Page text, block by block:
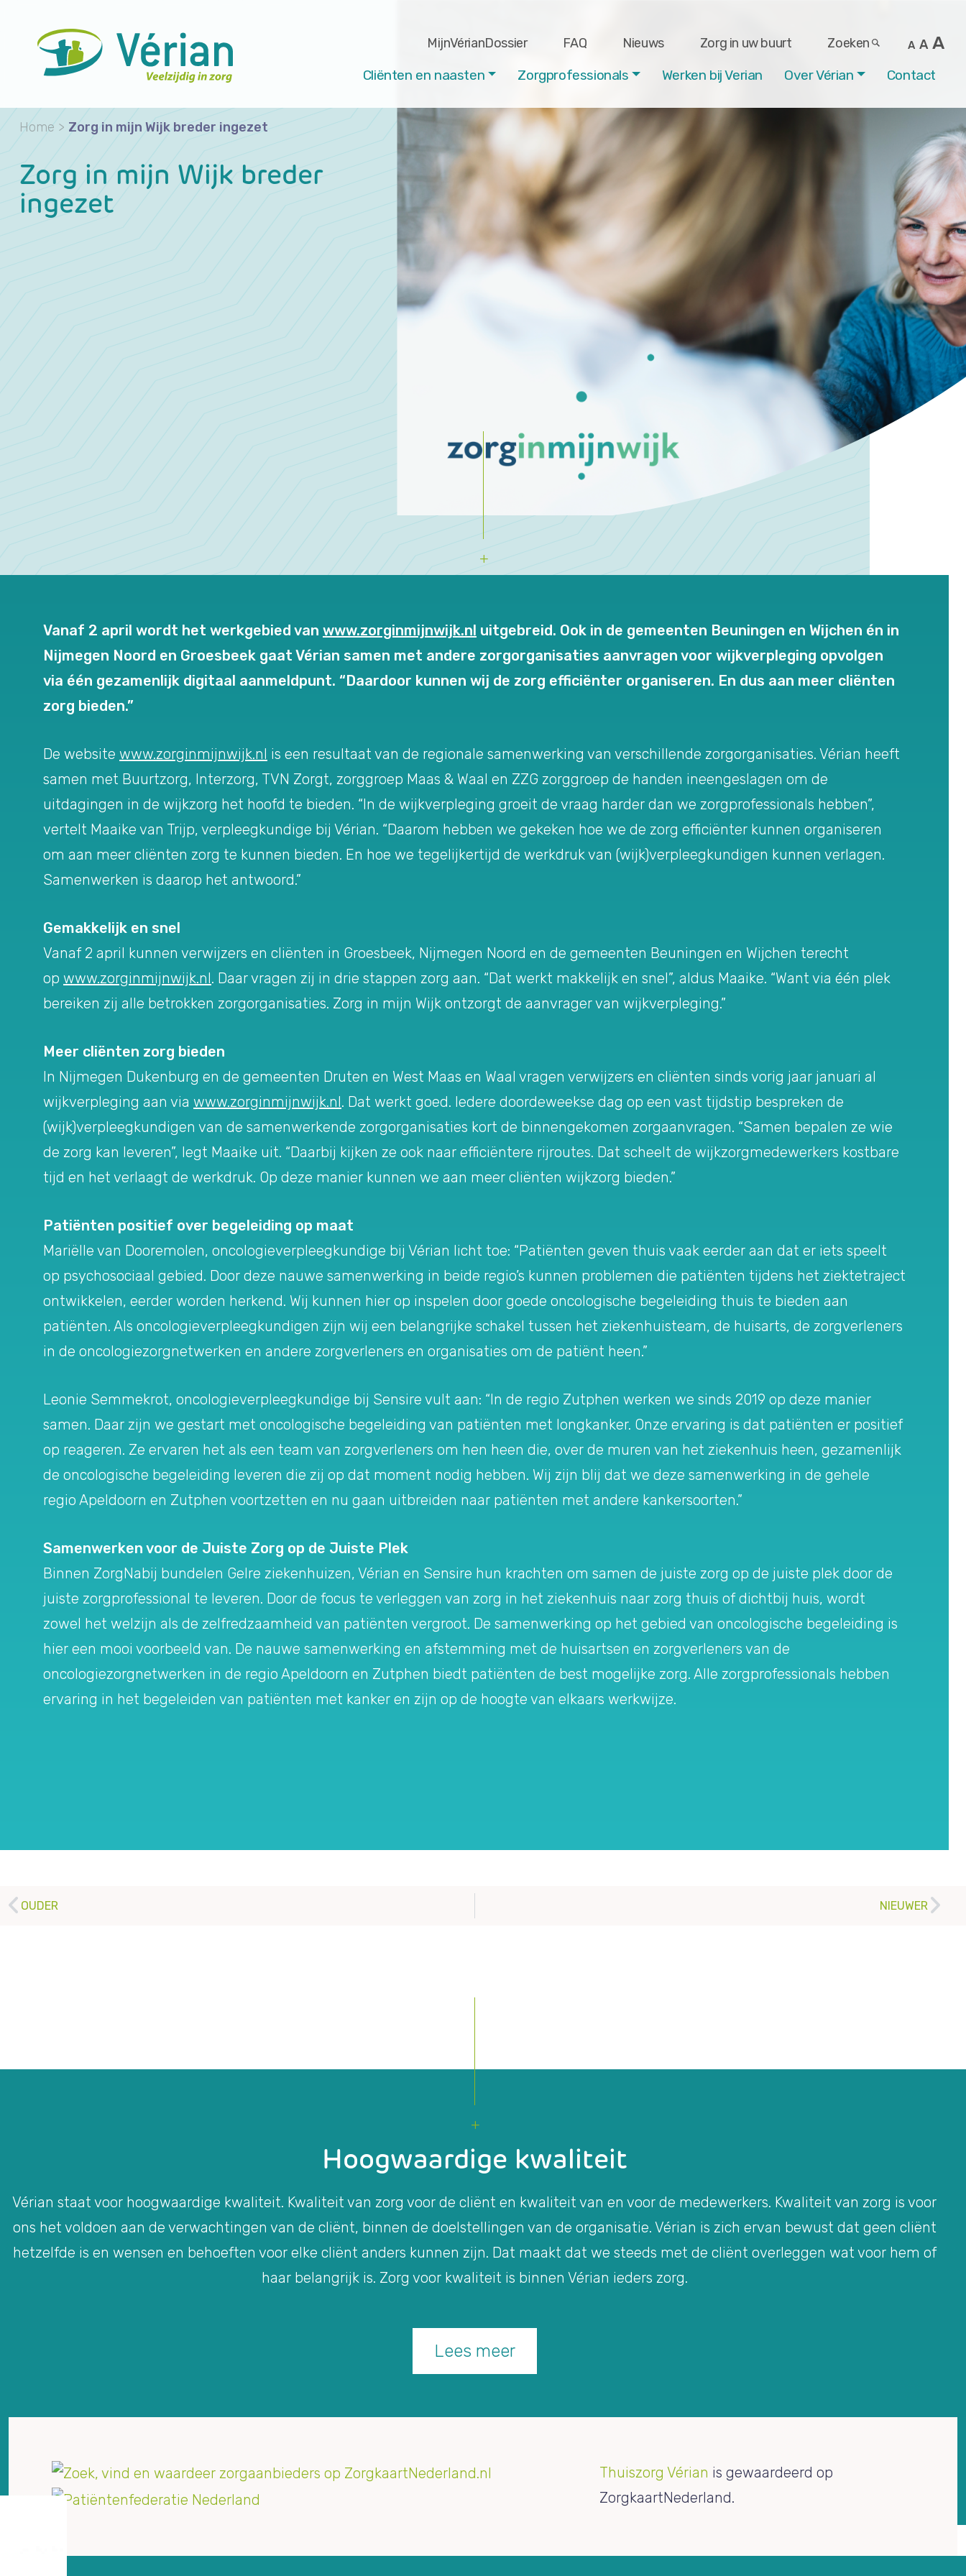
MijnVérianDossier FAQ Nieuws Zorg in uw buurt Zoeken A A A
Cliënten en naasten Zorgprofessionals Werken bij Verian Over Vérian Contact
Home > Zorg in mijn Wijk breder ingezet
Zorg in mijn Wijk breder
ingezet
Vanaf 2 april wordt het werkgebied van www.zorginmijnwijk.nl uitgebreid. Ook in de gemeenten Beuningen en Wijchen én in
Nijmegen Noord en Groesbeek gaat Vérian samen met andere zorgorganisaties aanvragen voor wijkverpleging opvolgen
via één gezamenlijk digitaal aanmeldpunt. “Daardoor kunnen wij de zorg efficiënter organiseren. En dus aan meer cliënten
zorg bieden.”
De website www.zorginmijnwijk.nl is een resultaat van de regionale samenwerking van verschillende zorgorganisaties. Vérian heeft
samen met Buurtzorg, Interzorg, TVN Zorgt, zorggroep Maas & Waal en ZZG zorggroep de handen ineengeslagen om de
uitdagingen in de wijkzorg het hoofd te bieden. “In de wijkverpleging groeit de vraag harder dan we zorgprofessionals hebben”,
vertelt Maaike van Trijp, verpleegkundige bij Vérian. “Daarom hebben we gekeken hoe we de zorg efficiënter kunnen organiseren
om aan meer cliënten zorg te kunnen bieden. En hoe we tegelijkertijd de werkdruk van (wijk)verpleegkundigen kunnen verlagen.
Samenwerken is daarop het antwoord.”
Gemakkelijk en snel
Vanaf 2 april kunnen verwijzers en cliënten in Groesbeek, Nijmegen Noord en de gemeenten Beuningen en Wijchen terecht
op www.zorginmijnwijk.nl. Daar vragen zij in drie stappen zorg aan. “Dat werkt makkelijk en snel”, aldus Maaike. “Want via één plek
bereiken zij alle betrokken zorgorganisaties. Zorg in mijn Wijk ontzorgt de aanvrager van wijkverpleging.”
Meer cliënten zorg bieden
In Nijmegen Dukenburg en de gemeenten Druten en West Maas en Waal vragen verwijzers en cliënten sinds vorig jaar januari al
wijkverpleging aan via www.zorginmijnwijk.nl. Dat werkt goed. Iedere doordeweekse dag op een vast tijdstip bespreken de
(wijk)verpleegkundigen van de samenwerkende zorgorganisaties kort de binnengekomen zorgaanvragen. “Samen bepalen ze wie
de zorg kan leveren”, legt Maaike uit. “Daarbij kijken ze ook naar efficiëntere rijroutes. Dat scheelt de wijkzorgmedewerkers kostbare
tijd en het verlaagt de werkdruk. Op deze manier kunnen we aan meer cliënten wijkzorg bieden.”
Patiënten positief over begeleiding op maat
Mariëlle van Dooremolen, oncologieverpleegkundige bij Vérian licht toe: “Patiënten geven thuis vaak eerder aan dat er iets speelt
op psychosociaal gebied. Door deze nauwe samenwerking in beide regio’s kunnen problemen die patiënten tijdens het ziektetraject
ontwikkelen, eerder worden herkend. Wij kunnen hier op inspelen door goede oncologische begeleiding thuis te bieden aan
patiënten. Als oncologieverpleegkundigen zijn wij een belangrijke schakel tussen het ziekenhuisteam, de huisarts, de zorgverleners
in de oncologiezorgnetwerken en andere zorgverleners en organisaties om de patiënt heen.”
Leonie Semmekrot, oncologieverpleegkundige bij Sensire vult aan: “In de regio Zutphen werken we sinds 2019 op deze manier
samen. Daar zijn we gestart met oncologische begeleiding van patiënten met longkanker. Onze ervaring is dat patiënten er positief
op reageren. Ze ervaren het als een team van zorgverleners om hen heen die, over de muren van het ziekenhuis heen, gezamenlijk
de oncologische begeleiding leveren die zij op dat moment nodig hebben. Wij zijn blij dat we deze samenwerking in de gehele
regio Apeldoorn en Zutphen voortzetten en nu gaan uitbreiden naar patiënten met andere kankersoorten.”
Samenwerken voor de Juiste Zorg op de Juiste Plek
Binnen ZorgNabij bundelen Gelre ziekenhuizen, Vérian en Sensire hun krachten om samen de juiste zorg op de juiste plek door de
juiste zorgprofessional te leveren. Door de focus te verleggen van zorg in het ziekenhuis naar zorg thuis of dichtbij huis, wordt
zowel het welzijn als de zelfredzaamheid van patiënten vergroot. De samenwerking op het gebied van oncologische begeleiding is
hier een mooi voorbeeld van. De nauwe samenwerking en afstemming met de huisartsen en zorgverleners van de
oncologiezorgnetwerken in de regio Apeldoorn en Zutphen biedt patiënten de best mogelijke zorg. Alle zorgprofessionals hebben
ervaring in het begeleiden van patiënten met kanker en zijn op de hoogte van elkaars werkwijze.
OUDER NIEUWER
Hoogwaardige kwaliteit
Vérian staat voor hoogwaardige kwaliteit. Kwaliteit van zorg voor de cliënt en kwaliteit van en voor de medewerkers. Kwaliteit van zorg is voor
ons het voldoen aan de verwachtingen van de cliënt, binnen de doelstellingen van de organisatie. Vérian is zich ervan bewust dat geen cliënt
hetzelfde is en wensen en behoeften voor elke cliënt anders kunnen zijn. Dat maakt dat we steeds met de cliënt overleggen wat voor hem of
haar belangrijk is. Zorg voor kwaliteit is binnen Vérian ieders zorg.
Lees meer
Thuiszorg Vérian is gewaardeerd op
ZorgkaartNederland.